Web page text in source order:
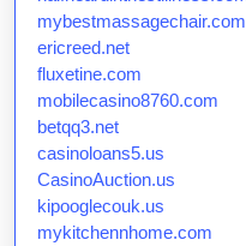
mybestmassagechair.com
ericreed.net
fluxetine.com
mobilecasino8760.com
betqq3.net
casinoloans5.us
CasinoAuction.us
kipooglecouk.us
mykitchennhome.com